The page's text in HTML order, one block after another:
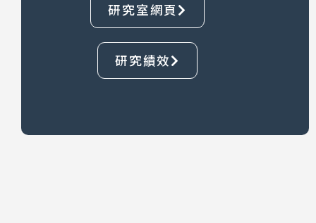
研究室網頁
研究績效